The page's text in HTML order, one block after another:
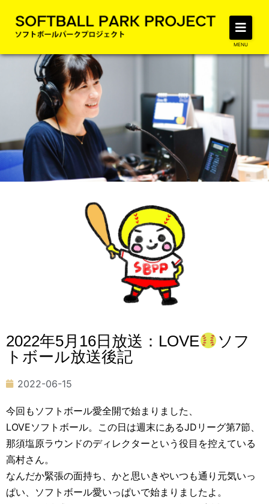
MENU
LOVE ソフトボール放送後記
LOVE SOFTBALL RADIO
2022年5月16日放送：LOVE
ソフ
トボール放送後記
2022-06-15
今回もソフトボール愛全開で始まりました、
LOVEソフトボール。この日は週末にあるJD リーグ第7節、
那須塩原ラウンドのディレクターという役目を控えている
高村さん。
なんだか緊張の面持ち、かと思いきやいつも通り元気いっ
ぱい、ソフトボール愛いっぱいで始まりましたよ。